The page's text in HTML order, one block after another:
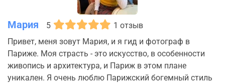
Мария 5
1 отзыв
Привет, меня зовут Мария, и я гид и фотограф в
Париже. Моя страсть - это искусство, в особенности
живопись и архитектура, и Париж в этом плане
уникален. Я очень люблю Парижский богемный стиль